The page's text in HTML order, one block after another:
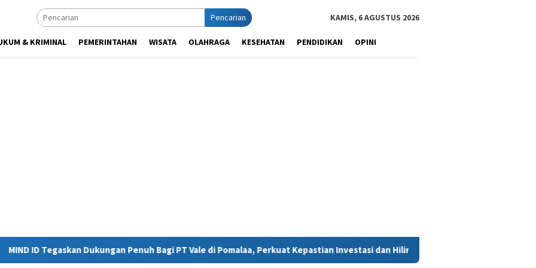
Pencarian KAMIS, 6 AGUSTUS 2026
& KRIMINAL PEMERINTAHAN WISATA OLAHRAGA KESEHATAN PENDIDIKAN OPINI
Penuh Bagi PT Vale di Pomalaa, Perkuat Kepastian Investasi dan Hilirisasi Berkelanjutan